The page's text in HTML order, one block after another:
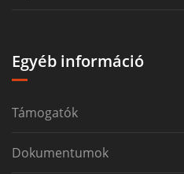
Egyéb információ
Támogatók
Dokumentumok